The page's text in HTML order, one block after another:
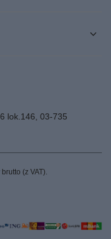
lok.146 03-735
(z VAT).